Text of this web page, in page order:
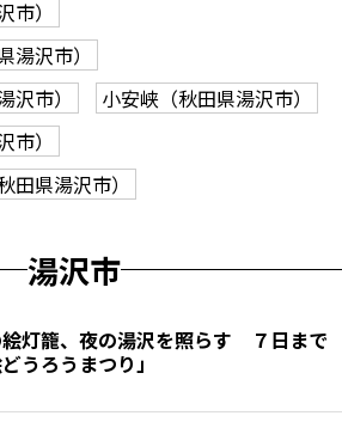
）
沢市）
市）
小安峡（秋田県湯沢市）
）
田県湯沢市）
湯沢市
灯籠、夜の湯沢を照らす ７日まで
どうろうまつり」